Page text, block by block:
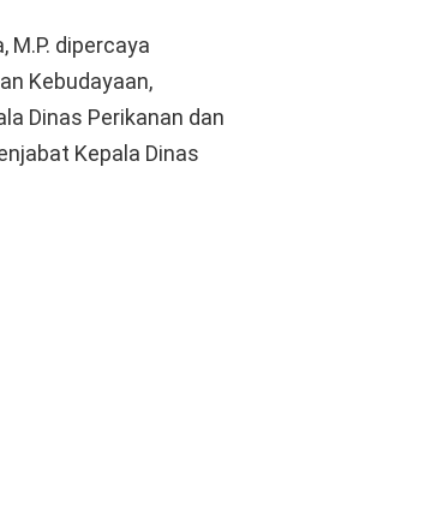
M.P. dipercaya
Kebudayaan,
Dinas Perikanan dan
Kepala Dinas